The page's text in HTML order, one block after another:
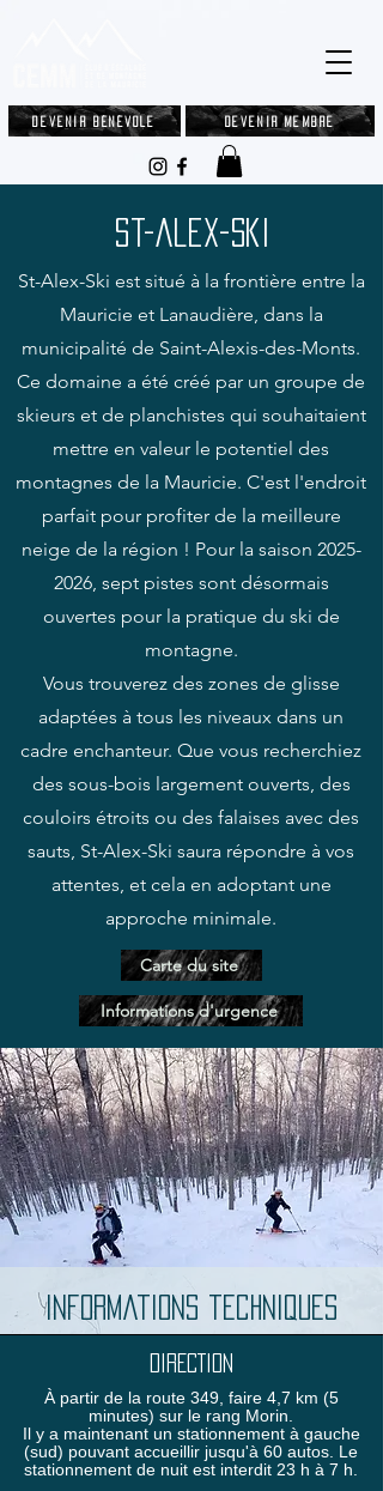
Devenir bénévole Devenir membre
St-alex-ski
St-Alex-Ski est situé à la frontière entre la
Mauricie et Lanaudière, dans la
municipalité de Saint-Alexis-des-Monts.
Ce domaine a été créé par un groupe de
skieurs et de planchistes qui souhaitaient
mettre en valeur le potentiel des
montagnes de la Mauricie. C'est l'endroit
parfait pour profiter de la meilleure
neige de la région ! Pour la saison 2025-
2026, sept pistes sont désormais
ouvertes pour la pratique du ski de
montagne.
Vous trouverez des zones de glisse
adaptées à tous les niveaux dans un
cadre enchanteur. Que vous recherchiez
des sous-bois largement ouverts, des
couloirs étroits ou des falaises avec des
sauts, St-Alex-Ski saura répondre à vos
attentes, et cela en adoptant une
approche minimale.
Carte du site
Informations d'urgence
Informations techniques
DIRECTION
À partir de la route 349, faire 4,7 km (5
minutes) sur le rang Morin.
Il y a maintenant un stationnement à gauche
(sud) pouvant accueillir jusqu'à 60 autos. Le
stationnement de nuit est interdit 23 h à 7 h.